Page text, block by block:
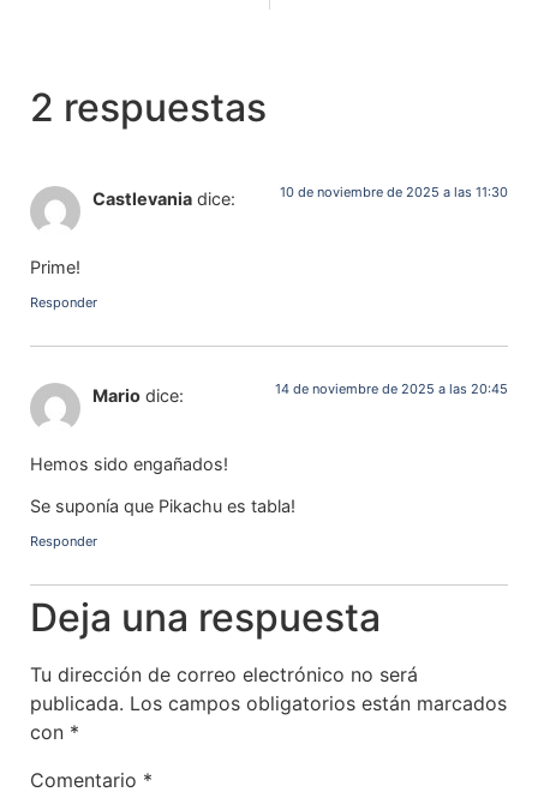
2 respuestas
Castlevania dice: 10 de noviembre de 2025 a las 11:30
Prime!
Responder
Mario dice: 14 de noviembre de 2025 a las 20:45
Hemos sido engañados!
Se suponía que Pikachu es tabla!
Responder
Deja una respuesta
Tu dirección de correo electrónico no será
publicada. Los campos obligatorios están marcados
con *
Comentario *